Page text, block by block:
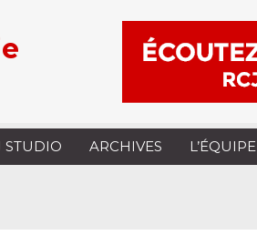
STUDIO ARCHIVES L’ÉQUIPE